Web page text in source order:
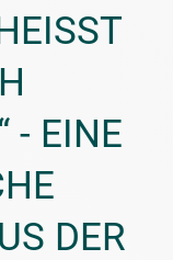
„
P
G
DER T